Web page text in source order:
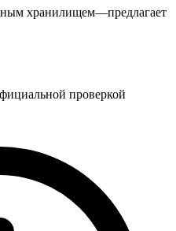
хранилищем—предлагает
проверкой